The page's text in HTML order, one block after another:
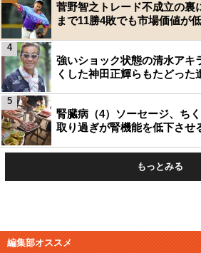
菅野智之トレード不成立の
まで11勝4敗でも市場価値が
強いショック状態の清水ア
くした神田正輝らもたどった
4
腎臓病（4）ソーセージ、ち
取り過ぎが腎機能を低下させ
5
もっとみる
編集部オススメ